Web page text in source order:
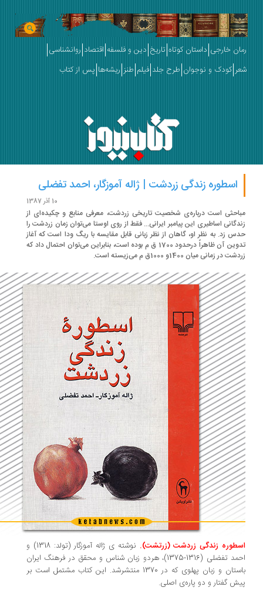
خارجی داستان کوتاه تاریخ دین و فلسفه اقتصاد روانشناسی
کودک و نوجوان طرح جلد فیلم طنز ریشه‌ها پس از کتاب
اسطوره زندگی زردشت | ژاله آموزگار، احمد تفضلی
است درباره‌ی شخصیت تاریخی زردشت، معرفی منابع و چکیده‌ای از
اساطیری این پیامبر ایرانی... فقط از روی اوستا می‌توان زمان زردشت را
زد. به نظر او، گاهان از نظر زبانی قابل مقایسه با ریگ ودا است که آغاز
تدوین آن ظاهراً درحدود 1700 ق م بوده است، بنابراین می‌توان احتمال داد که
در زمانی میان 1400و 1000ق م می‌زیسته است.
زندگی زردشت (زرتشت).
نوشته ی ژاله آموزگار (تولد: 1318) و
احمد تفضلی (1316-1375)، هردو زبان شناس و محقق در فرهنگ ایران
باستان و زبان پهلوی که در 1370 منتشرشد. این کتاب مشتمل است بر
گفتار و دو پاره‌ی اصلی.